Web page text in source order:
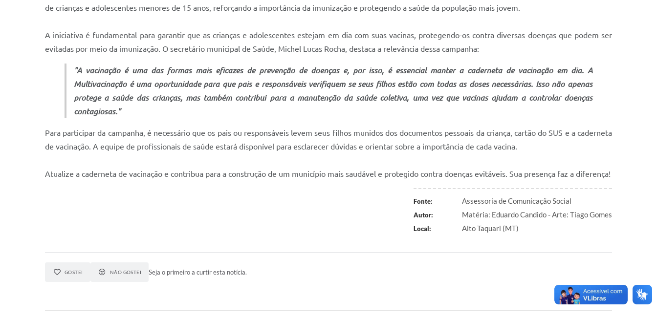
de crianças e adolescentes menores de 15 anos, reforçando a importância da imunização e protegendo a saúde da população mais jovem.
A iniciativa é fundamental para garantir que as crianças e adolescentes estejam em dia com suas vacinas, protegendo-os contra diversas doenças que podem ser
evitadas por meio da imunização. O secretário municipal de Saúde, Michel Lucas Rocha, destaca a relevância dessa campanha:
"A vacinação é uma das formas mais eficazes de prevenção de doenças e, por isso, é essencial manter a caderneta de vacinação em dia. A
Multivacinação é uma oportunidade para que pais e responsáveis verifiquem se seus filhos estão com todas as doses necessárias. Isso não apenas
protege a saúde das crianças, mas também contribui para a manutenção da saúde coletiva, uma vez que vacinas ajudam a controlar doenças
contagiosas."
Para participar da campanha, é necessário que os pais ou responsáveis levem seus filhos munidos dos documentos pessoais da criança, cartão do SUS e a caderneta
de vacinação. A equipe de profissionais de saúde estará disponível para esclarecer dúvidas e orientar sobre a importância de cada vacina.
Atualize a caderneta de vacinação e contribua para a construção de um município mais saudável e protegido contra doenças evitáveis. Sua presença faz a diferença!
Fonte: Assessoria de Comunicação Social
Autor: Matéria: Eduardo Candido - Arte: Tiago Gomes
Local: Alto Taquari (MT)
GOSTEI NÃO GOSTEI Seja o primeiro a curtir esta notícia.